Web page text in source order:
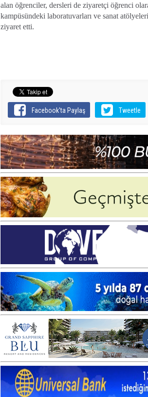
alan öğrenciler, dersleri de ziyaretçi öğrenci
kampüsündeki laboratuvarları ve sanat
ziyaret etti.
Facebook'ta Paylaş Tweetle